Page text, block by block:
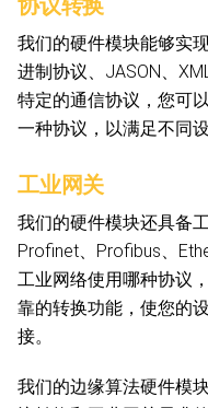
协议转换
我们的硬件模块能够实
进制协议、JASON、
特定的通信协议，您可
一种协议，以满足不同
工业网关
我们的硬件模块还具备
Profinet、Profibus、
工业网络使用哪种协议
靠的转换功能，使您的
接。
我们的边缘算法硬件模